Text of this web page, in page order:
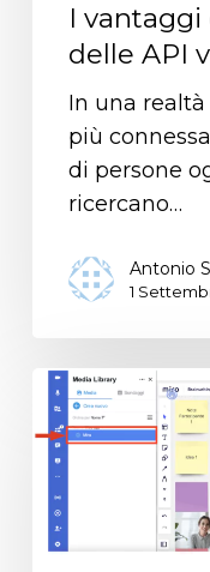
I vantaggi
delle API
In una
più
di persone
ricercano…
Antonio
1